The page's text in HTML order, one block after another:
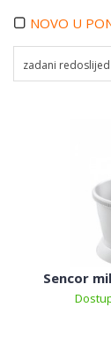
NOVO U
zadani redoslijed
Sencor